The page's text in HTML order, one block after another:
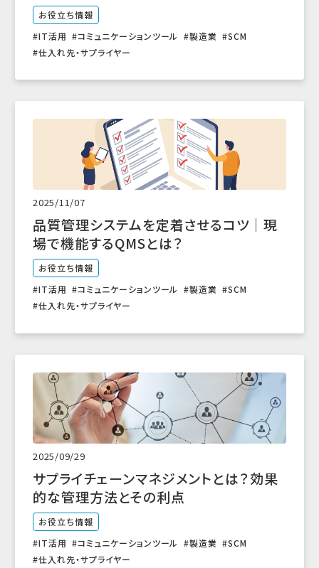
お役立ち情報
IT活用
コミュニケーションツール 製造業
SCM
仕入れ先・サプライヤー
2025/11/07
品質管理システムを定着させるコツ｜現
場で機能するQMSとは？
お役立ち情報
IT活用
コミュニケーションツール 製造業
SCM
仕入れ先・サプライヤー
2025/09/29
サプライチェーンマネジメントとは？効果
的な管理方法とその利点
お役立ち情報
IT活用
コミュニケーションツール 製造業
SCM
仕入れ先・サプライヤー